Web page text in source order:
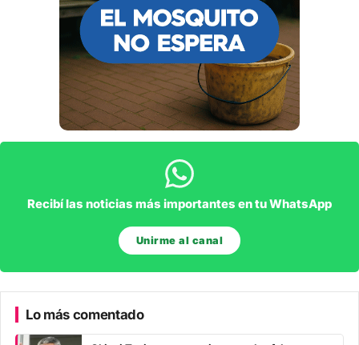
Recibí las noticias más importantes en tu WhatsApp
Unirme al canal
Lo más comentado